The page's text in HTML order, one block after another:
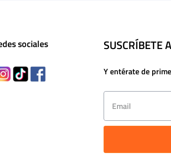
sociales SUSCRÍBETE
Y entérate de